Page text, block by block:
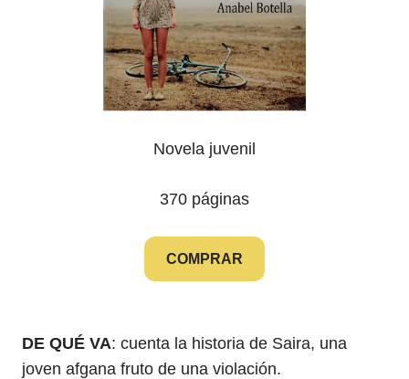
Novela juvenil
370 páginas
COMPRAR
DE QUÉ VA: cuenta la historia de Saira, una
joven afgana fruto de una violación.